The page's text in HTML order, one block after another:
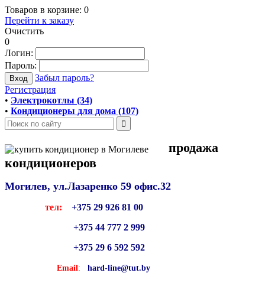
Товаров в корзине: 0
Перейти к заказу
Очистить
0
Логин:
Пароль:
Забыл пароль?
Регистрация
• Электрокотлы (34)
• Кондиционеры для дома (107)
продажа
кондиционеров
Могилев, ул.Лазаренко 59 офис.32
тел: +375 29 926 81 00
+375 44 777 2 999
+375 29 6 592 592
Email: hard-line@tut.by